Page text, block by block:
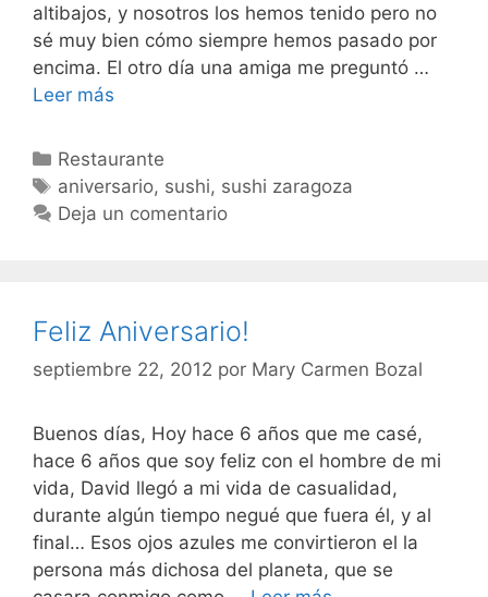
altibajos, y nosotros los hemos tenido pero no
sé muy bien cómo siempre hemos pasado por
encima. El otro día una amiga me preguntó …
Leer más
nuestro
aniversario…
Categorías
Restaurante
Etiquetas
aniversario, sushi, sushi zaragoza
Deja un comentario
Feliz Aniversario!
septiembre 22, 2012 por Mary Carmen Bozal
Buenos días, Hoy hace 6 años que me casé,
hace 6 años que soy feliz con el hombre de mi
vida, David llegó a mi vida de casualidad,
durante algún tiempo negué que fuera él, y al
final… Esos ojos azules me convirtieron el la
persona más dichosa del planeta, que se